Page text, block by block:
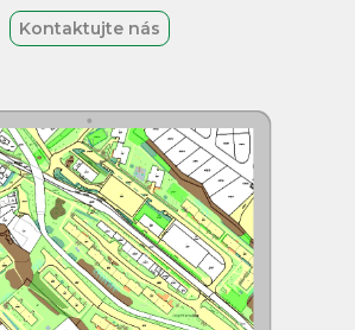
Kontaktujte nás